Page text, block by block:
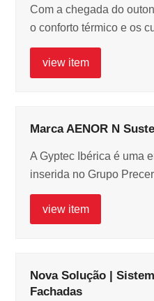
Com a chegada do
o conforto térmico e os
view item
Marca AENOR N
A Gyptec Ibérica é uma
inserida no Grupo
view item
Nova Solução |
Fachadas